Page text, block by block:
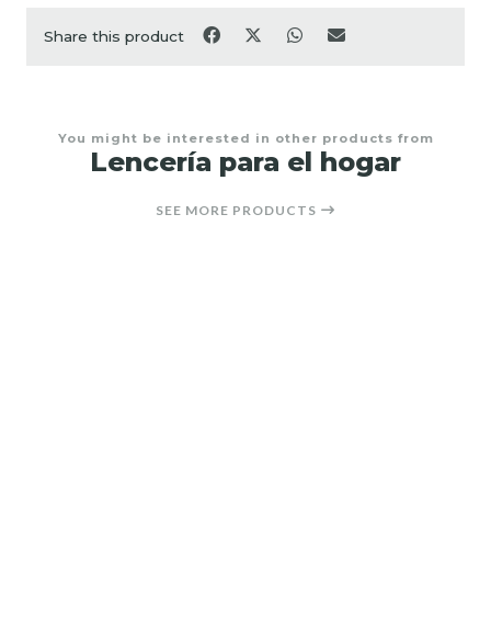
Share this product
You might be interested in other products from
Lencería para el hogar
SEE MORE PRODUCTS